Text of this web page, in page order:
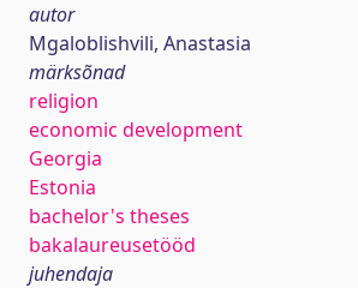
autor
Mgaloblishvili, Anastasia
märksõnad
religion
economic development
Georgia
Estonia
bachelor's theses
bakalaureusetööd
juhendaja